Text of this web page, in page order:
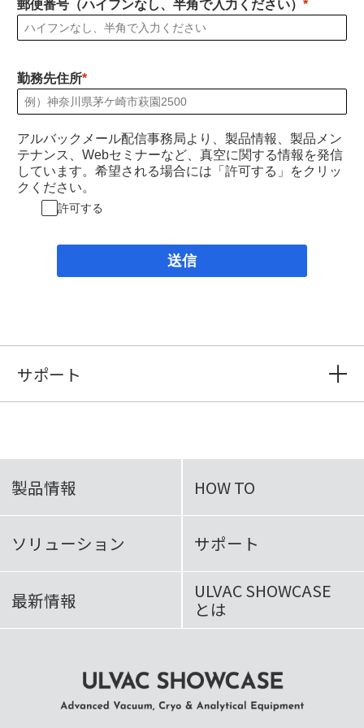
郵便番号（ハイフンなし、半角で入力ください）
勤務先住所
アルバックメール配信事務局より、製品情報、製品メン
テナンス、Webセミナーなど、真空に関する情報を発信
しています。希望される場合には「許可する」をクリッ
クください。
許可する
送信
サポート
製品情報 HOW TO
ソリューション サポート
最新情報 ULVAC SHOWCASE
とは